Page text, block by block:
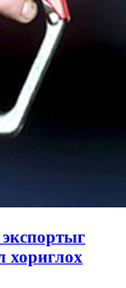
хориглох